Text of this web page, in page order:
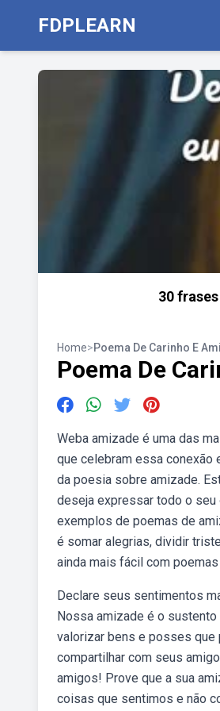
FDPLEARN
30
Home>Poema De Carinho E
Poema De
Weba amizade é uma das
que celebram essa conexão
da poesia sobre amizade.
deseja expressar todo o seu
exemplos de poemas de
é somar alegrias, dividir
ainda mais fácil com
Declare seus sentimentos
Nossa amizade é o
valorizar bens e posses que
compartilhar com seus
amigos! Prove que a sua
coisas que sentimos e não